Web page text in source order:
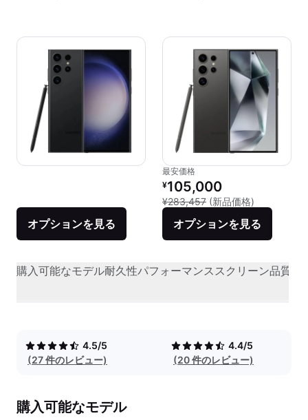
オプションを見る
最安価格
リファービッシュ品の価格：
¥105,000
¥283,457 (新品価格)
オプションを見る
購入可能なモデル耐久性パフォーマンススクリーン品質
4.5/5
(27 件のレビュー)
4.4/5
(20 件のレビュー)
購入可能なモデル